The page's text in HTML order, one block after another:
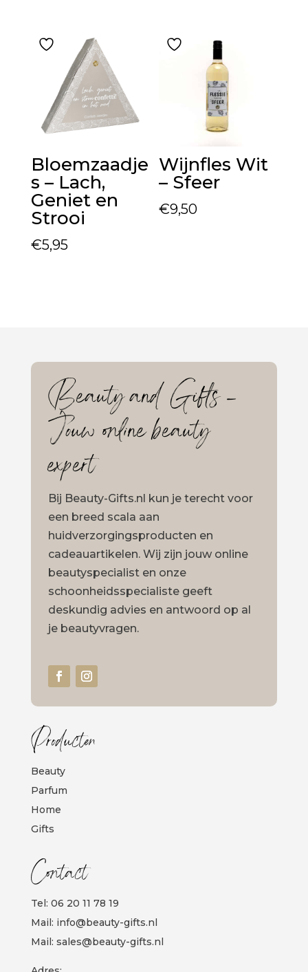
Bloemzaadje
s – Lach,
Geniet en
Strooi
€5,95
Wijnfles Wit
– Sfeer
€9,50
Beauty and Gifts –
Jouw online beauty
expert
Bij Beauty-Gifts.nl kun je terecht voor
een breed scala aan
huidverzorgingsproducten en
cadeauartikelen. Wij zijn jouw online
beautyspecialist en onze
schoonheidsspecialiste geeft
deskundig advies en antwoord op al
je beautyvragen.
Producten
Beauty
Parfum
Home
Gifts
Contact
Tel: 06 20 11 78 19
Mail: info@beauty-gifts.nl
Mail: sales@beauty-gifts.nl